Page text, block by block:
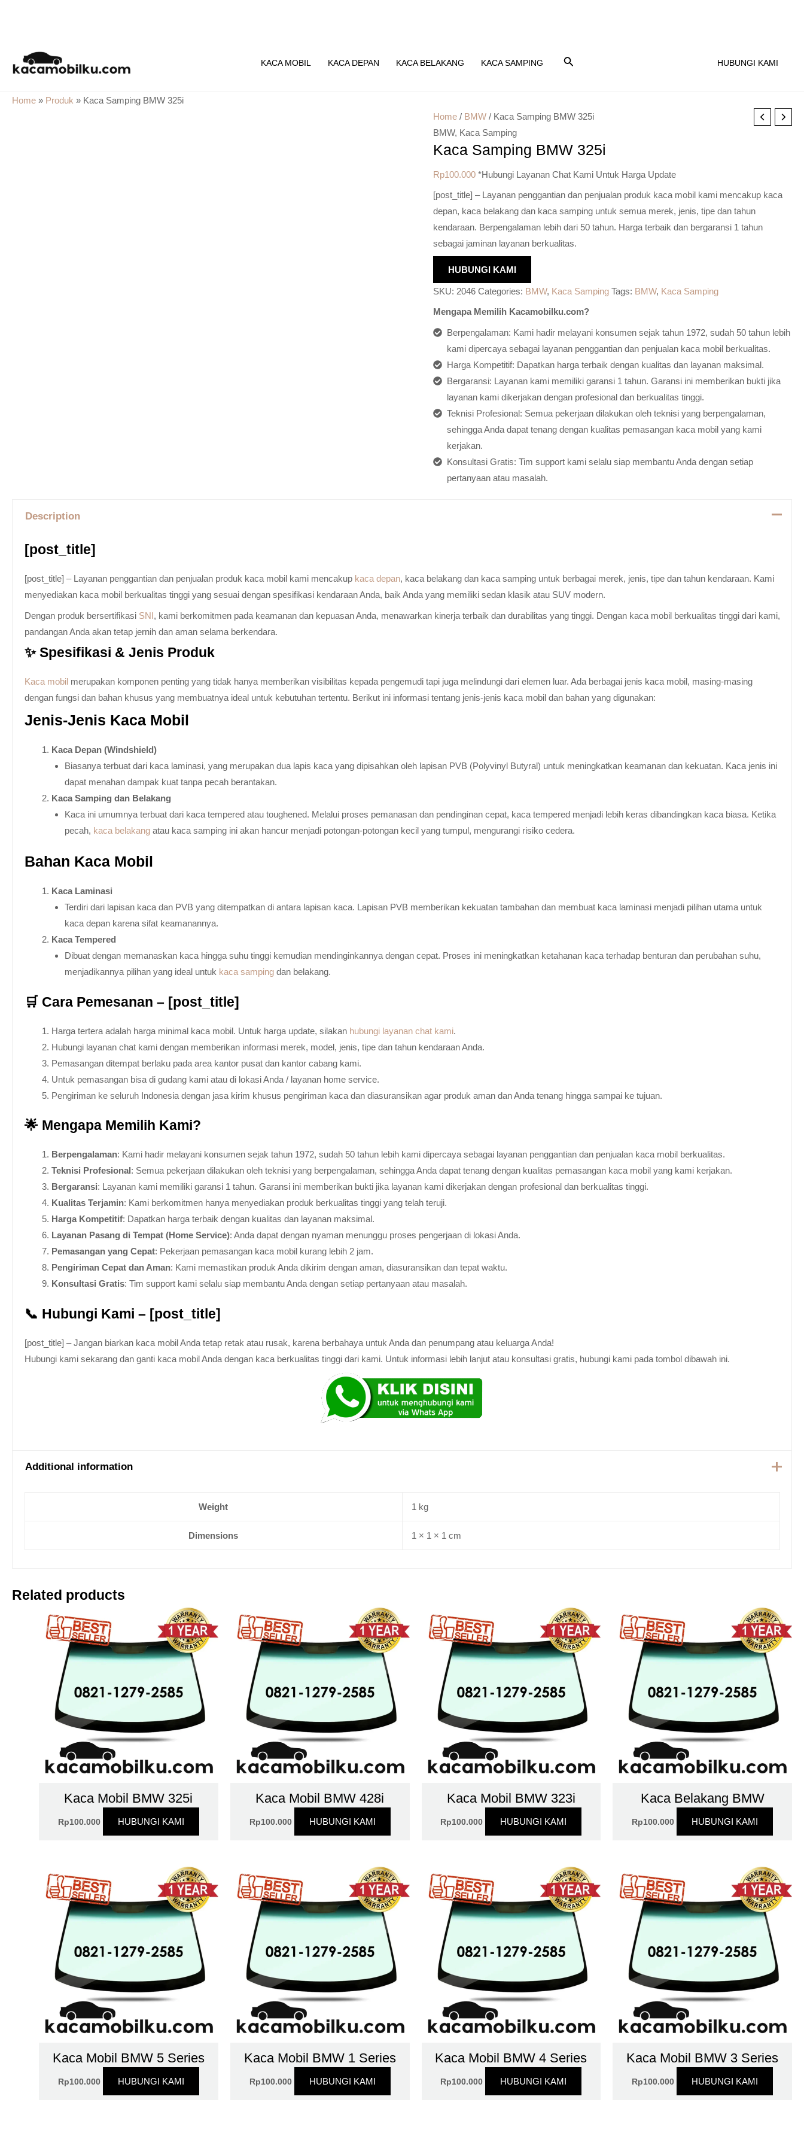
content
KACA MOBIL KACA DEPAN KACA BELAKANG KACA SAMPING HUBUNGI KAMI
Home » Produk » Kaca Samping BMW 325i
Home / BMW / Kaca Samping BMW 325i
BMW, Kaca Samping
Kaca Samping BMW 325i
Rp100.000 *Hubungi Layanan Chat Kami Untuk Harga Update
[post_title] – Layanan penggantian dan penjualan produk kaca mobil kami mencakup kaca
depan, kaca belakang dan kaca samping untuk semua merek, jenis, tipe dan tahun
kendaraan. Berpengalaman lebih dari 50 tahun. Harga terbaik dan bergaransi 1 tahun
sebagai jaminan layanan berkualitas.
HUBUNGI KAMI
SKU: 2046 Categories: BMW, Kaca Samping Tags: BMW, Kaca Samping
Mengapa Memilih Kacamobilku.com?
Berpengalaman: Kami hadir melayani konsumen sejak tahun 1972, sudah 50 tahun lebih
kami dipercaya sebagai layanan penggantian dan penjualan kaca mobil berkualitas.
Harga Kompetitif: Dapatkan harga terbaik dengan kualitas dan layanan maksimal.
Bergaransi: Layanan kami memiliki garansi 1 tahun. Garansi ini memberikan bukti jika
layanan kami dikerjakan dengan profesional dan berkualitas tinggi.
Teknisi Profesional: Semua pekerjaan dilakukan oleh teknisi yang berpengalaman,
sehingga Anda dapat tenang dengan kualitas pemasangan kaca mobil yang kami
kerjakan.
Konsultasi Gratis: Tim support kami selalu siap membantu Anda dengan setiap
pertanyaan atau masalah.
Description
[post_title]
[post_title] – Layanan penggantian dan penjualan produk kaca mobil kami mencakup kaca depan, kaca belakang dan kaca samping untuk berbagai merek, jenis, tipe dan tahun kendaraan. Kami
menyediakan kaca mobil berkualitas tinggi yang sesuai dengan spesifikasi kendaraan Anda, baik Anda yang memiliki sedan klasik atau SUV modern.
Dengan produk bersertifikasi SNI, kami berkomitmen pada keamanan dan kepuasan Anda, menawarkan kinerja terbaik dan durabilitas yang tinggi. Dengan kaca mobil berkualitas tinggi dari kami,
pandangan Anda akan tetap jernih dan aman selama berkendara.
✨ Spesifikasi & Jenis Produk
Kaca mobilmerupakan komponen penting yang tidak hanya memberikan visibilitas kepada pengemudi tapi juga melindungi dari elemen luar. Ada berbagai jenis kaca mobil, masing-masing
dengan fungsi dan bahan khusus yang membuatnya ideal untuk kebutuhan tertentu. Berikut ini informasi tentang jenis-jenis kaca mobil dan bahan yang digunakan:
Jenis-Jenis Kaca Mobil
Kaca Depan (Windshield)
Biasanya terbuat dari kaca laminasi, yang merupakan dua lapis kaca yang dipisahkan oleh lapisan PVB (Polyvinyl Butyral) untuk meningkatkan keamanan dan kekuatan. Kaca jenis ini
dapat menahan dampak kuat tanpa pecah berantakan.
Kaca Samping dan Belakang
Kaca ini umumnya terbuat dari kaca tempered atau toughened. Melalui proses pemanasan dan pendinginan cepat, kaca tempered menjadi lebih keras dibandingkan kaca biasa. Ketika
pecah, kaca belakang atau kaca samping ini akan hancur menjadi potongan-potongan kecil yang tumpul, mengurangi risiko cedera.
Bahan Kaca Mobil
Kaca Laminasi
Terdiri dari lapisan kaca dan PVB yang ditempatkan di antara lapisan kaca. Lapisan PVB memberikan kekuatan tambahan dan membuat kaca laminasi menjadi pilihan utama untuk
kaca depan karena sifat keamanannya.
Kaca Tempered
Dibuat dengan memanaskan kaca hingga suhu tinggi kemudian mendinginkannya dengan cepat. Proses ini meningkatkan ketahanan kaca terhadap benturan dan perubahan suhu,
menjadikannya pilihan yang ideal untuk kaca samping dan belakang.
🛒 Cara Pemesanan – [post_title]
Harga tertera adalah harga minimal kaca mobil. Untuk harga update, silakan hubungi layanan chat kami.
Hubungi layanan chat kami dengan memberikan informasi merek, model, jenis, tipe dan tahun kendaraan Anda.
Pemasangan ditempat berlaku pada area kantor pusat dan kantor cabang kami.
Untuk pemasangan bisa di gudang kami atau di lokasi Anda / layanan home service.
Pengiriman ke seluruh Indonesia dengan jasa kirim khusus pengiriman kaca dan diasuransikan agar produk aman dan Anda tenang hingga sampai ke tujuan.
🌟 Mengapa Memilih Kami?
Berpengalaman: Kami hadir melayani konsumen sejak tahun 1972, sudah 50 tahun lebih kami dipercaya sebagai layanan penggantian dan penjualan kaca mobil berkualitas.
Teknisi Profesional: Semua pekerjaan dilakukan oleh teknisi yang berpengalaman, sehingga Anda dapat tenang dengan kualitas pemasangan kaca mobil yang kami kerjakan.
Bergaransi: Layanan kami memiliki garansi 1 tahun. Garansi ini memberikan bukti jika layanan kami dikerjakan dengan profesional dan berkualitas tinggi.
Kualitas Terjamin: Kami berkomitmen hanya menyediakan produk berkualitas tinggi yang telah teruji.
Harga Kompetitif: Dapatkan harga terbaik dengan kualitas dan layanan maksimal.
Layanan Pasang di Tempat (Home Service): Anda dapat dengan nyaman menunggu proses pengerjaan di lokasi Anda.
Pemasangan yang Cepat: Pekerjaan pemasangan kaca mobil kurang lebih 2 jam.
Pengiriman Cepat dan Aman: Kami memastikan produk Anda dikirim dengan aman, diasuransikan dan tepat waktu.
Konsultasi Gratis: Tim support kami selalu siap membantu Anda dengan setiap pertanyaan atau masalah.
📞 Hubungi Kami – [post_title]
[post_title] – Jangan biarkan kaca mobil Anda tetap retak atau rusak, karena berbahaya untuk Anda dan penumpang atau keluarga Anda!
Hubungi kami sekarang dan ganti kaca mobil Anda dengan kaca berkualitas tinggi dari kami. Untuk informasi lebih lanjut atau konsultasi gratis, hubungi kami pada tombol dibawah ini.
Additional information
Weight 1 kg
Dimensions 1 × 1 × 1 cm
Related products
Kaca Mobil BMW 325i
Rp100.000 HUBUNGI KAMI
Kaca Mobil BMW 428i
Rp100.000 HUBUNGI KAMI
Kaca Mobil BMW 323i
Rp100.000 HUBUNGI KAMI
Kaca Belakang BMW
Rp100.000 HUBUNGI KAMI
Kaca Mobil BMW 5 Series
Rp100.000 HUBUNGI KAMI
Kaca Mobil BMW 1 Series
Rp100.000 HUBUNGI KAMI
Kaca Mobil BMW 4 Series
Rp100.000 HUBUNGI KAMI
Kaca Mobil BMW 3 Series
Rp100.000 HUBUNGI KAMI